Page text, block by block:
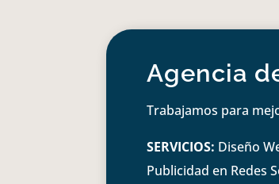
Agencia
Trabajamos para
SERVICIOS: Diseño
Publicidad en Redes